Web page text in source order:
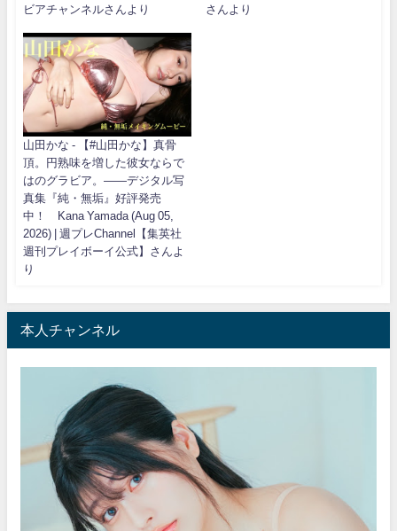
ビアチャンネルさんより
さんより
山田かな - 【#山田かな】真骨
頂。円熟味を増した彼女ならで
はのグラビア。――デジタル写
真集『純・無垢』好評発売
中！ Kana Yamada (Aug 05,
2026) | 週プレChannel【集英社
週刊プレイボーイ公式】さんよ
り
本人チャンネル